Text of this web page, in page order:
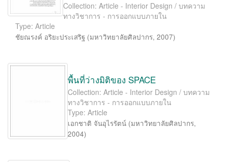
Collection: Article - Interior Design / บทความ
ทางวิชาการ - การออกแบบภายใน
Type: Article
ชัยณรงค์ อริยะประเสริฐ (มหาวิทยาลัยศิลปากร, 2007)
พื้นที่ว่างมิติของ SPACE
Collection: Article - Interior Design / บทความ
ทางวิชาการ - การออกแบบภายใน
Type: Article
เอกชาติ จันอุไรรัตน์ (มหาวิทยาลัยศิลปากร,
2004)